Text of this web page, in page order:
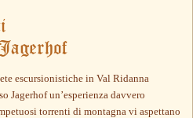
escursionistiche in Val Ridanna
Jagerhof un’esperienza davvero
torrenti di montagna vi aspettano